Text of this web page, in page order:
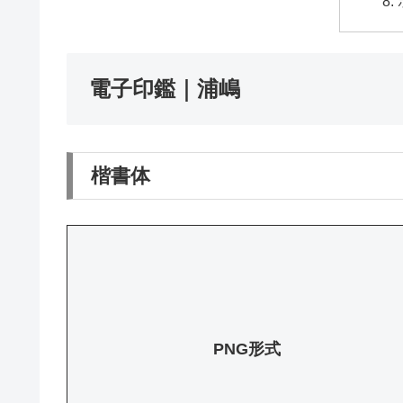
電子印鑑｜浦嶋
楷書体
PNG形式